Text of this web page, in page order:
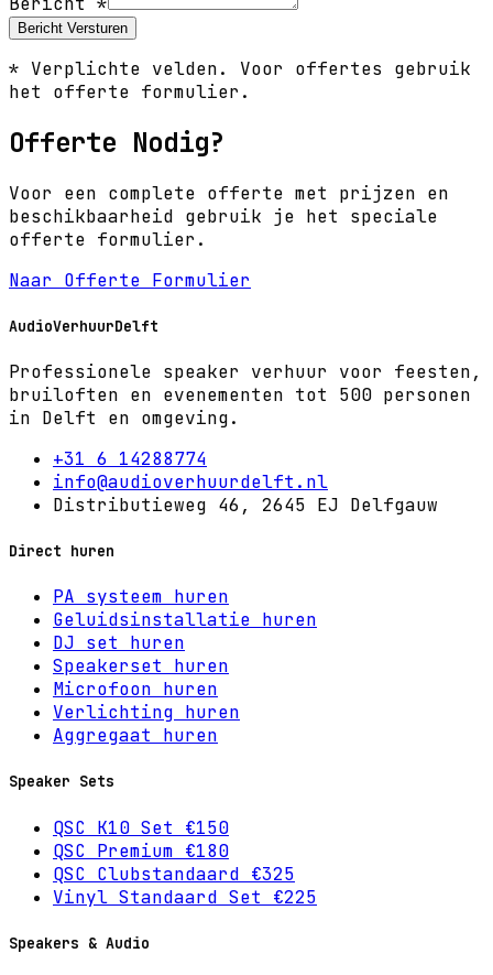
Bericht Versturen
* Verplichte velden. Voor offertes gebruik
het offerte formulier.
Offerte Nodig?
Voor een complete offerte met prijzen en
beschikbaarheid gebruik je het speciale
offerte formulier.
Naar Offerte Formulier
AudioVerhuurDelft
Professionele speaker verhuur voor feesten,
bruiloften en evenementen tot 500 personen
in Delft en omgeving.
+31 6 14288774
info@audioverhuurdelft.nl
Distributieweg 46, 2645 EJ Delfgauw
Direct huren
PA systeem huren
Geluidsinstallatie huren
DJ set huren
Speakerset huren
Microfoon huren
Verlichting huren
Aggregaat huren
Speaker Sets
QSC K10 Set €150
QSC Premium €180
QSC Clubstandaard €325
Vinyl Standaard Set €225
Speakers & Audio